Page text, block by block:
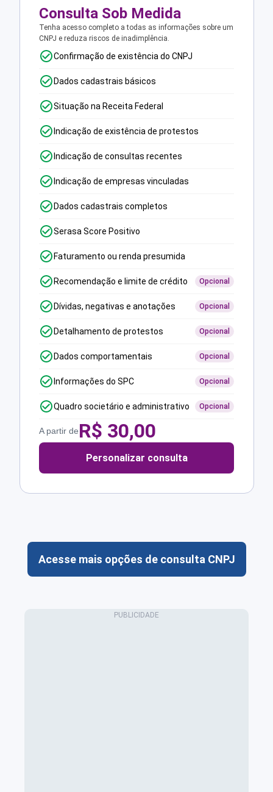
Consulta Sob Medida
Tenha acesso completo a todas as informações sobre um
CNPJ e reduza riscos de inadimplência.
Confirmação de existência do CNPJ
Dados cadastrais básicos
Situação na Receita Federal
Indicação de existência de protestos
Indicação de consultas recentes
Indicação de empresas vinculadas
Dados cadastrais completos
Serasa Score Positivo
Faturamento ou renda presumida
Recomendação e limite de crédito Opcional
Dívidas, negativas e anotações Opcional
Detalhamento de protestos Opcional
Dados comportamentais Opcional
Informações do SPC Opcional
Quadro societário e administrativo Opcional
A partir deR$ 30,00
Personalizar consulta
Acesse mais opções de consulta CNPJ